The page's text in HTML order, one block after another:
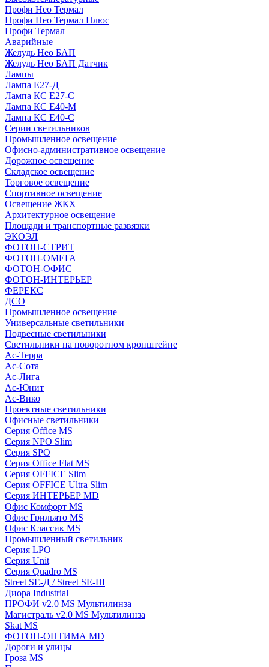
Профи Нео Термал
Профи Нео Термал Плюс
Профи Термал
Аварийные
Желудь Нео БАП
Желудь Нео БАП Датчик
Лампы
Лампа Е27-Д
Лампа КС Е27-С
Лампа КС Е40-М
Лампа КС Е40-С
Серии светильников
Промышленное освещение
Офисно-административное освещение
Дорожное освещение
Складское освещение
Торговое освещение
Спортивное освещение
Освещение ЖКХ
Архитектурное освещение
Площади и транспортные развязки
ЭКОЭЛ
ФОТОН-СТРИТ
ФОТОН-ОМЕГА
ФОТОН-ОФИС
ФОТОН-ИНТЕРЬЕР
ФЕРЕКС
ДСО
Промышленное освещение
Универсальные светильники
Подвесные светильники
Светильники на поворотном кронштейне
Ас-Терра
Ас-Сота
Ас-Лига
Ас-Юнит
Ас-Вико
Проектные светильники
Офисные светильники
Серия Office MS
Серия NPO Slim
Серия SPO
Серия Office Flat MS
Серия OFFICE Slim
Серия OFFICE Ultra Slim
Серия ИНТЕРЬЕР MD
Офис Комфорт MS
Офис Грильято MS
Офис Классик MS
Промышленный светильник
Серия LPO
Серия Unit
Серия Quadro MS
Street SE-Д / Street SE-Ш
Диора Industrial
ПРОФИ v2.0 MS Мультилинза
Магистраль v2.0 MS Мультилинза
Skat MS
ФОТОН-ОПТИМА MD
Дороги и улицы
Гроза MS